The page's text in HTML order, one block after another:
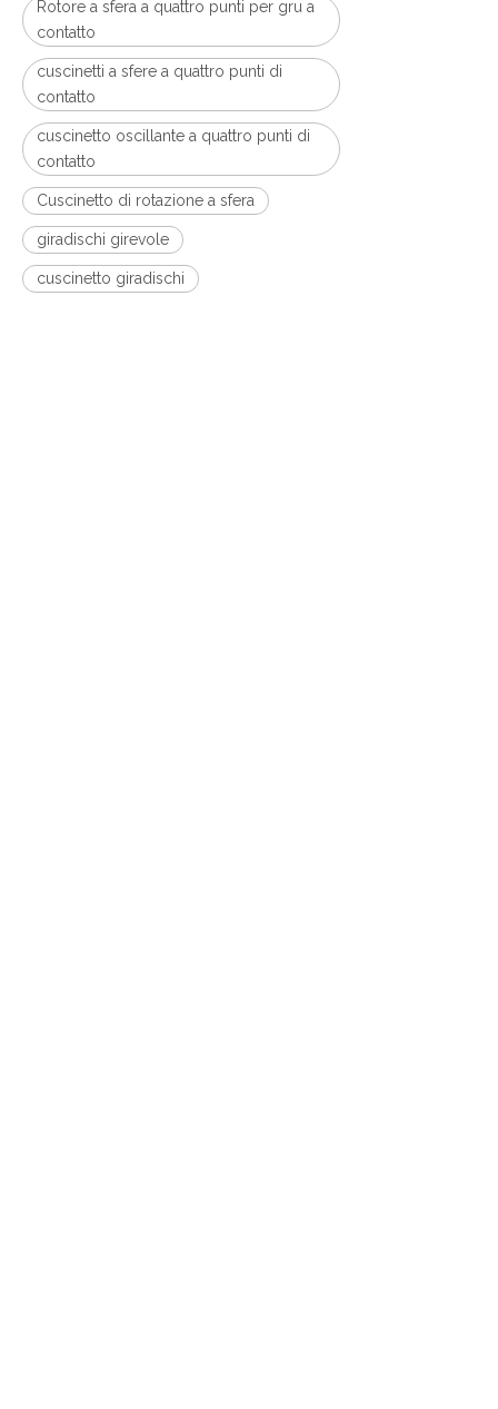
Rotore a sfera a quattro punti per gru a
contatto
cuscinetti a sfere a quattro punti di
contatto
cuscinetto oscillante a quattro punti di
contatto
Cuscinetto di rotazione a sfera
giradischi girevole
cuscinetto giradischi